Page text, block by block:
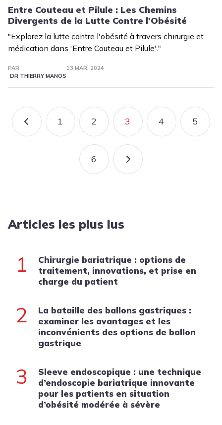
Entre Couteau et Pilule : Les Chemins
Divergents de la Lutte Contre l'Obésité
"Explorez la lutte contre l'obésité à travers chirurgie et
médication dans 'Entre Couteau et Pilule'."
PAR
DR THIERRY MANOS
13 MAR. 2024
Pagination
PAGE PRÉCÉDENTE
PAGE
1 PAGE
2 PAGE COURANTE
3 PAGE
4 PAGE
5
PAGE
6 PAGE SUIVANTE
Articles les plus lus
1
Chirurgie bariatrique : options de
traitement, innovations, et prise en
charge du patient
2
La bataille des ballons gastriques :
examiner les avantages et les
inconvénients des options de ballon
gastrique
3
Sleeve endoscopique : une technique
d’endoscopie bariatrique innovante
pour les patients en situation
d’obésité modérée à sévère